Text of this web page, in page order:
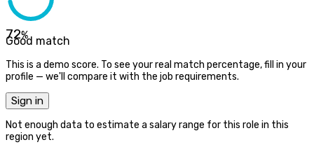
72%
Good match
This is a demo score. To see your real match percentage, fill in your
profile — we'll compare it with the job requirements.
Sign in
Not enough data to estimate a salary range for this role in this
region yet.